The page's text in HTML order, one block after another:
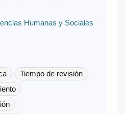
Humanas y Sociales
Tiempo de revisión